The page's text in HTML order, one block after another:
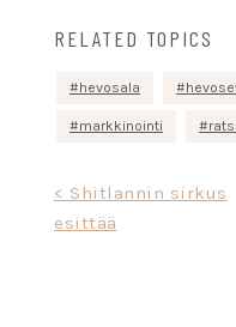
RELATED TOPICS
hevosala
markkinointi
Artikkelien
selaus
< Shitlannin sirkus
esittää